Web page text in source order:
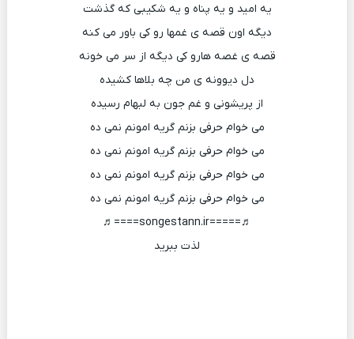
یه امید و یه پناه و یه شکیبی که گذشت
دیگه اون قصه ی غمها رو کی باور می کنه
قصه ی غصه هارو کی دیگه از سر می خونه
دل دیوونه ی من چه بلاها کشیده
از پریشونی و غم جون به لبهام رسیده
می خوام حرفی بزنم گریه امونم نمی ده
می خوام حرفی بزنم گریه امونم نمی ده
می خوام حرفی بزنم گریه امونم نمی ده
می خوام حرفی بزنم گریه امونم نمی ده
♬=====songestann.ir====♬
لذت ببرید